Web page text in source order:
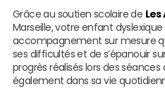
Grâce au soutien scolaire de
Marseille, votre enfant
accompagnement sur mesure
ses difficultés et de s’épanouir
progrès réalisés lors des
également dans sa vie